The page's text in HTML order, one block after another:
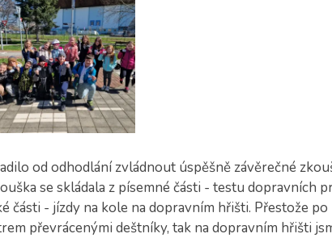
od odhodlání zvládnout úspěšně závěrečné
se skládala z písemné části - testu dopravních
části - jízdy na kole na dopravním hřišti. Přestože
převrácenými deštníky, tak na dopravním hřišti